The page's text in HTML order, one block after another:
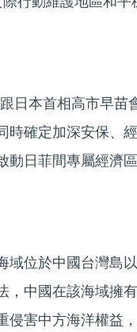
日本首相高市早苗
時確定加深安保、經
動日菲間專屬經濟區
域位於中國台灣島以
，中國在該海域擁有
害中方海洋權益，